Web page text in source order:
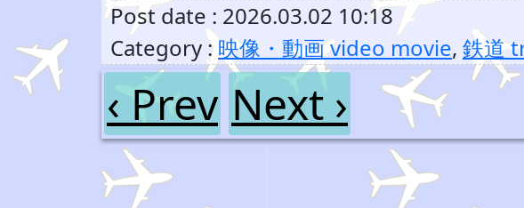
Post date : 2026.03.02 10:18
Category : 映像・動画 video movie, 鉄道
‹ Prev Next ›